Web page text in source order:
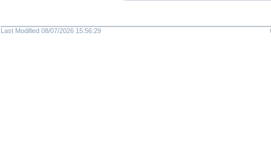
Last Modified 08/07/2026 15:56:29